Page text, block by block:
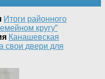
Итоги районного
кругу”
Канашевская
свои двери для